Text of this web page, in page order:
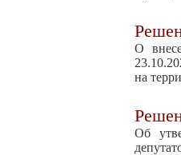
О
на
Об